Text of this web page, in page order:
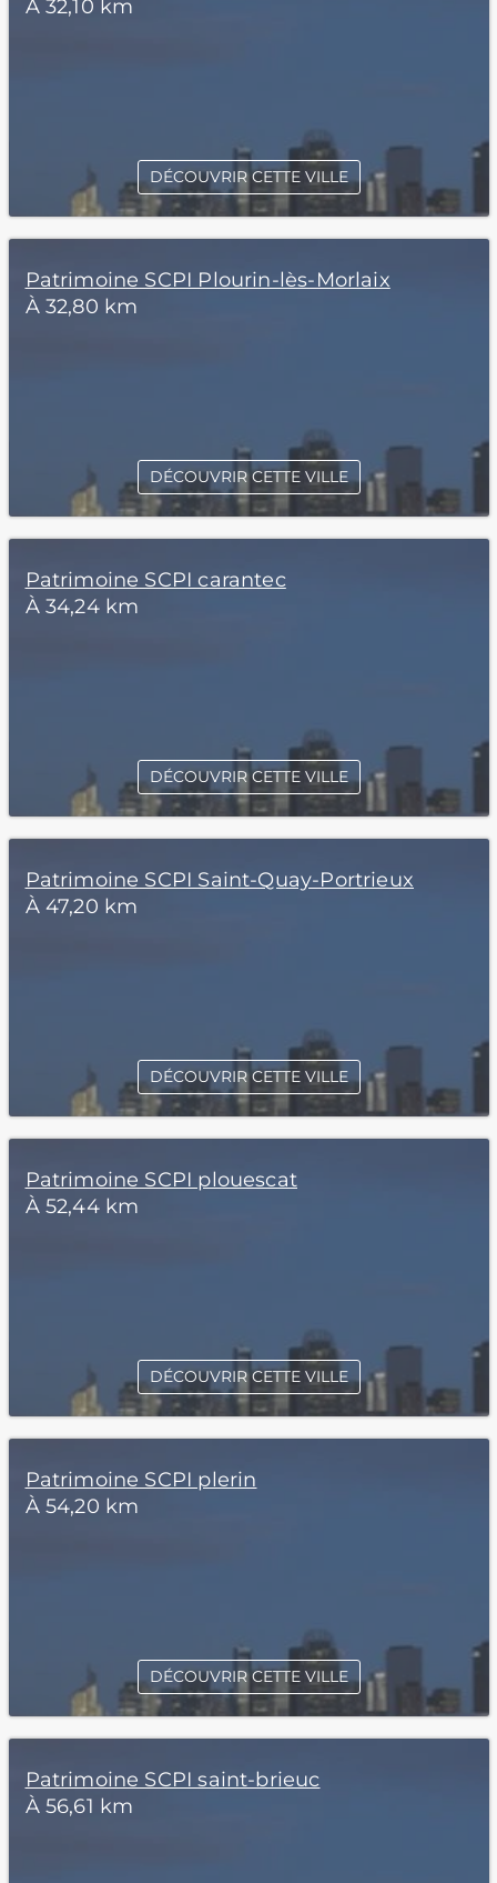
À 32,10 km
DÉCOUVRIR CETTE VILLE
Patrimoine SCPI Plourin-lès-Morlaix
À 32,80 km
DÉCOUVRIR CETTE VILLE
Patrimoine SCPI carantec
À 34,24 km
DÉCOUVRIR CETTE VILLE
Patrimoine SCPI Saint-Quay-Portrieux
À 47,20 km
DÉCOUVRIR CETTE VILLE
Patrimoine SCPI plouescat
À 52,44 km
DÉCOUVRIR CETTE VILLE
Patrimoine SCPI plerin
À 54,20 km
DÉCOUVRIR CETTE VILLE
Patrimoine SCPI saint-brieuc
À 56,61 km